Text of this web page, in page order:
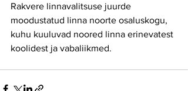
Rakvere linnavalitsuse juurde
moodustatud linna noorte osaluskogu,
kuhu kuuluvad noored linna erinevatest
koolidest ja vabaliikmed.